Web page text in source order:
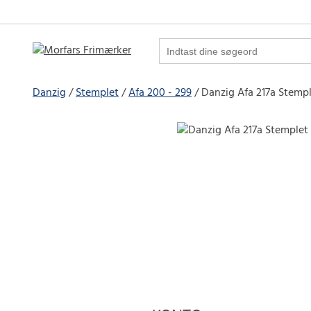
Danzig Stemplet Afa 200 - 299 Danzig Afa 217a